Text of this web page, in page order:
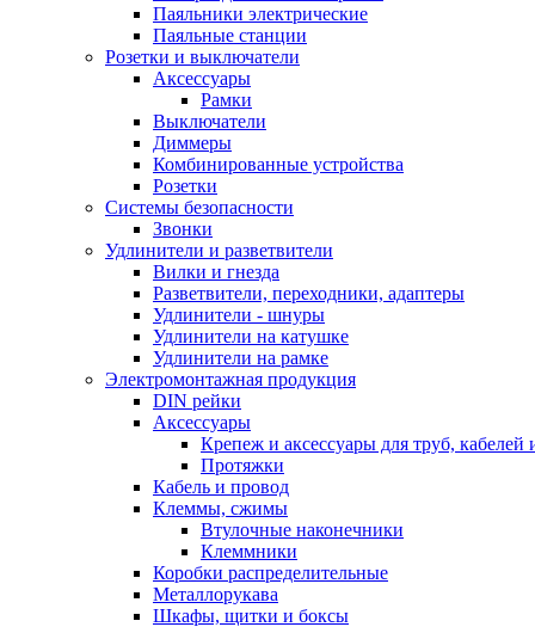
Паяльники электрические
Паяльные станции
Розетки и выключатели
Аксессуары
Рамки
Выключатели
Диммеры
Комбинированные устройства
Розетки
Системы безопасности
Звонки
Удлинители и разветвители
Вилки и гнезда
Разветвители, переходники, адаптеры
Удлинители - шнуры
Удлинители на катушке
Удлинители на рамке
Электромонтажная продукция
DIN рейки
Аксессуары
Крепеж и аксессуары для труб, кабелей
Протяжки
Кабель и провод
Клеммы, сжимы
Втулочные наконечники
Клеммники
Коробки распределительные
Металлорукава
Шкафы, щитки и боксы